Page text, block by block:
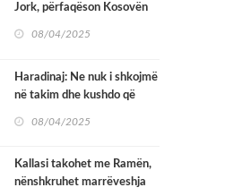
Jork, përfaqëson Kosovën
08/04/2025
Haradinaj: Ne nuk i shkojmë
në takim dhe kushdo që
08/04/2025
Kallasi takohet me Ramën,
nënshkruhet marrëveshja